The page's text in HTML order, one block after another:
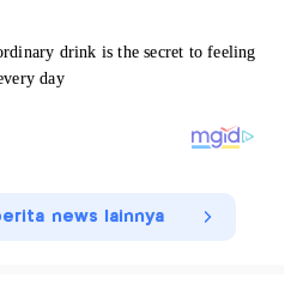
news lainnya